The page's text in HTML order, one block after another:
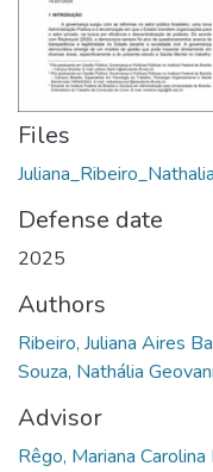
Files
Defense date
2025
Authors
Ribeiro, Juliana Aires
Souza, Nathália
Advisor
Rêgo, Mariana Carolina